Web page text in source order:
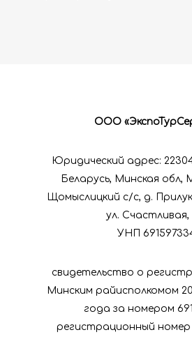
ООО
Юридический адрес:
Беларусь, Минская обл,
Щомыслицкий с/с, д.
ул.
УНП
свидетельство о
Минским райисполкомом
года за номером
регистрационный